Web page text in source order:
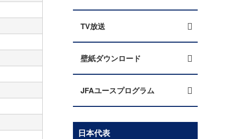
TV放送
壁紙ダウンロード
JFAユースプログラム
日本代表